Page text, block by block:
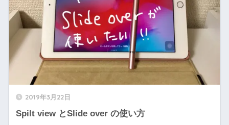
2019年3月22日
Spilt view とSlide over の使い方